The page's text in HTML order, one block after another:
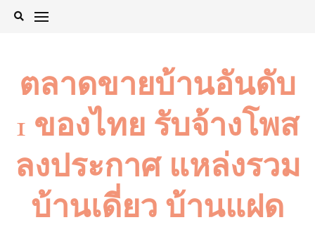
Skip
ตลาดขายบ้านอันดับ
1 ของไทย รับจ้างโพส
ลงประกาศ แหล่งรวม
บ้านเดี่ยว บ้านแฝด